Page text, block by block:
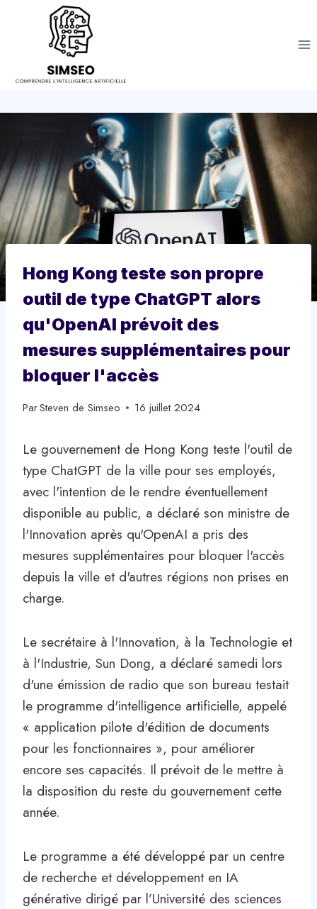
Hong Kong teste son propre
outil de type ChatGPT alors
qu'OpenAI prévoit des
mesures supplémentaires pour
bloquer l'accès
ParSteven de Simseo 16 juillet 2024
Le gouvernement de Hong Kong teste l'outil de
type ChatGPT de la ville pour ses employés,
avec l'intention de le rendre éventuellement
disponible au public, a déclaré son ministre de
l'Innovation après qu'OpenAI a pris des
mesures supplémentaires pour bloquer l'accès
depuis la ville et d'autres régions non prises en
charge.
Le secrétaire à l'Innovation, à la Technologie et
à l'Industrie, Sun Dong, a déclaré samedi lors
d'une émission de radio que son bureau testait
le programme d'intelligence artificielle, appelé
« application pilote d'édition de documents
pour les fonctionnaires », pour améliorer
encore ses capacités. Il prévoit de le mettre à
la disposition du reste du gouvernement cette
année.
Le programme a été développé par un centre
de recherche et développement en IA
générative dirigé par l’Université des sciences